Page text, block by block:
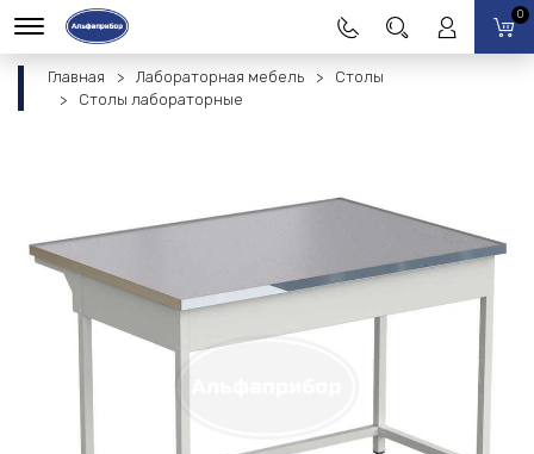
0
Главная Лабораторная мебель
Столы
Столы лабораторные